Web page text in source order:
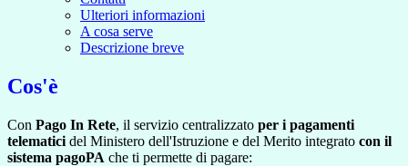
Ulteriori informazioni
A cosa serve
Descrizione breve
Cos'è
Con Pago In Rete, il servizio centralizzato per i pagamenti
telematici del Ministero dell'Istruzione e del Merito integrato con il
sistema pagoPA che ti permette di pagare: